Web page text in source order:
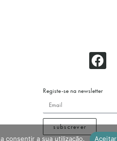
Registe-se na newsletter
subscrever
consentir a sua utilização. Aceitar